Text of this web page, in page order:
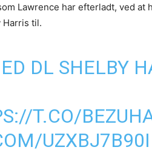
Lawrence har efterladt, ved at
Harris til.
DL SHELBY
T.CO/
UZXBJ7B90I